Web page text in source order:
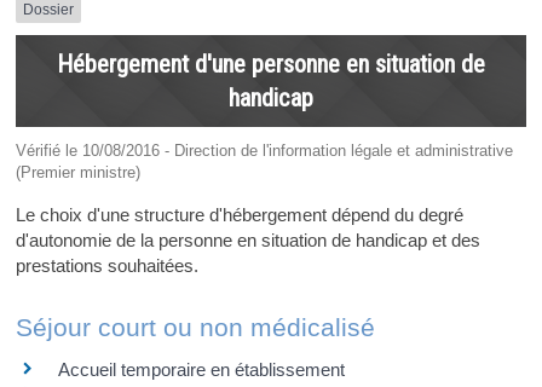
Dossier
Hébergement d'une personne en situation de
handicap
Vérifié le 10/08/2016 - Direction de l'information légale et administrative
(Premier ministre)
Le choix d'une structure d'hébergement dépend du degré
d'autonomie de la personne en situation de handicap et des
prestations souhaitées.
Séjour court ou non médicalisé
Accueil temporaire en établissement